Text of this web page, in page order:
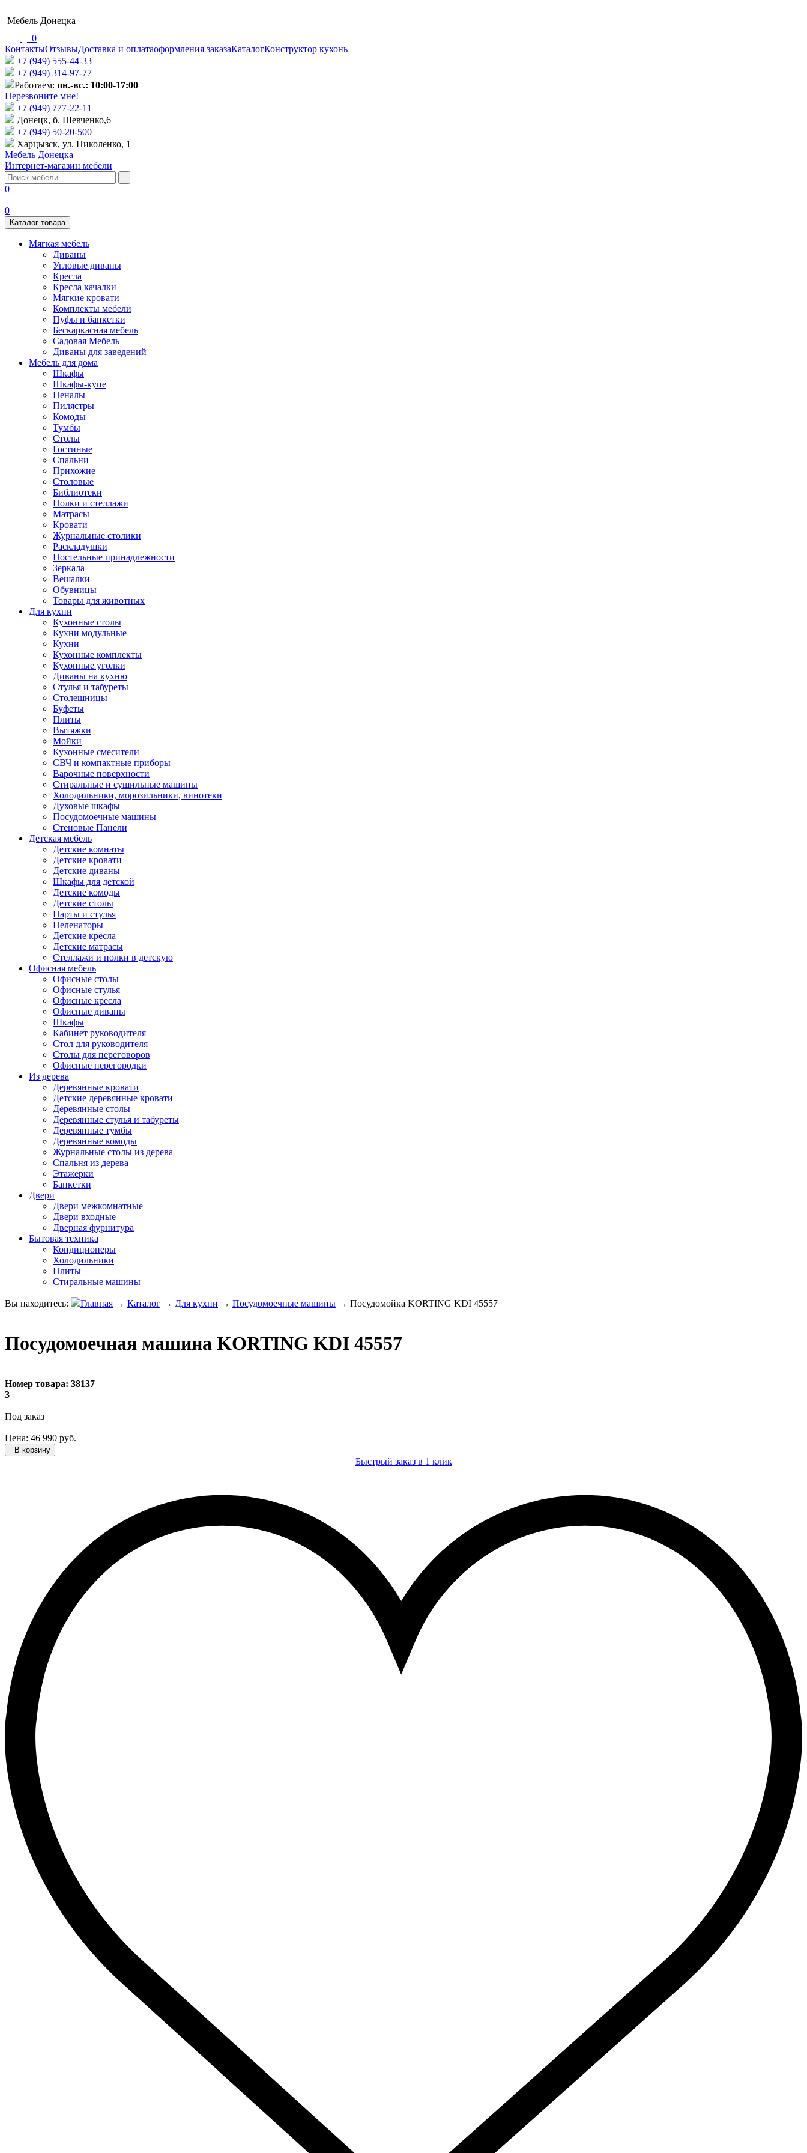
Мебель Донецка
0
КонтактыОтзывыДоставка и оплатаоформления заказаКаталогКонструктор кухонь
+7 (949) 555-44-33
+7 (949) 314-97-77
Работаем: пн.-вс.: 10:00-17:00
Перезвоните мне!
+7 (‎949) 777-22-11
Донецк, б. Шевченко,6
+7 (949) 50-20-500
Харцызск, ул. Николенко, 1
Мебель Донецка
Интернет-магазин мебели
0
0
Каталог товара
Мягкая мебель
Диваны
Угловые диваны
Кресла
Кресла качалки
Мягкие кровати
Комплекты мебели
Пуфы и банкетки
Бескаркасная мебель
Садовая Мебель
Диваны для заведений
Мебель для дома
Шкафы
Шкафы-купе
Пеналы
Пилястры
Комоды
Тумбы
Столы
Гостиные
Спальни
Прихожие
Столовые
Библиотеки
Полки и стеллажи
Матрасы
Кровати
Журнальные столики
Раскладушки
Постельные принадлежности
Зеркала
Вешалки
Обувницы
Товары для животных
Для кухни
Кухонные столы
Кухни модульные
Кухни
Кухонные комплекты
Кухонные уголки
Диваны на кухню
Стулья и табуреты
Столешницы
Буфеты
Плиты
Вытяжки
Мойки
Кухонные смесители
СВЧ и компактные приборы
Варочные поверхности
Стиральные и сушильные машины
Холодильники, морозильники, винотеки
Духовые шкафы
Посудомоечные машины
Стеновые Панели
Детская мебель
Детские комнаты
Детские кровати
Детские диваны
Шкафы для детской
Детские комоды
Детские столы
Парты и стулья
Пеленаторы
Детские кресла
Детские матрасы
Стеллажи и полки в детскую
Офисная мебель
Офисные столы
Офисные стулья
Офисные кресла
Офисные диваны
Шкафы
Кабинет руководителя
Стол для руководителя
Столы для переговоров
Офисные перегородки
Из дерева
Деревянные кровати
Детские деревянные кровати
Деревянные столы
Деревянные стулья и табуреты
Деревянные тумбы
Деревянные комоды
Журнальные столы из дерева
Спальня из дерева
Этажерки
Банкетки
Двери
Двери межкомнатные
Двери входные
Дверная фурнитура
Бытовая техника
Кондиционеры
Холодильники
Плиты
Стиральные машины
Вы находитесь: Главная → Каталог → Для кухни → Посудомоечные машины → Посудомойка KORTING KDI 45557
Посудомоечная машина KORTING KDI 45557
Номер товара: 38137
3
Под заказ
Цена: 46 990 руб.
В корзину
Быстрый заказ в 1 клик